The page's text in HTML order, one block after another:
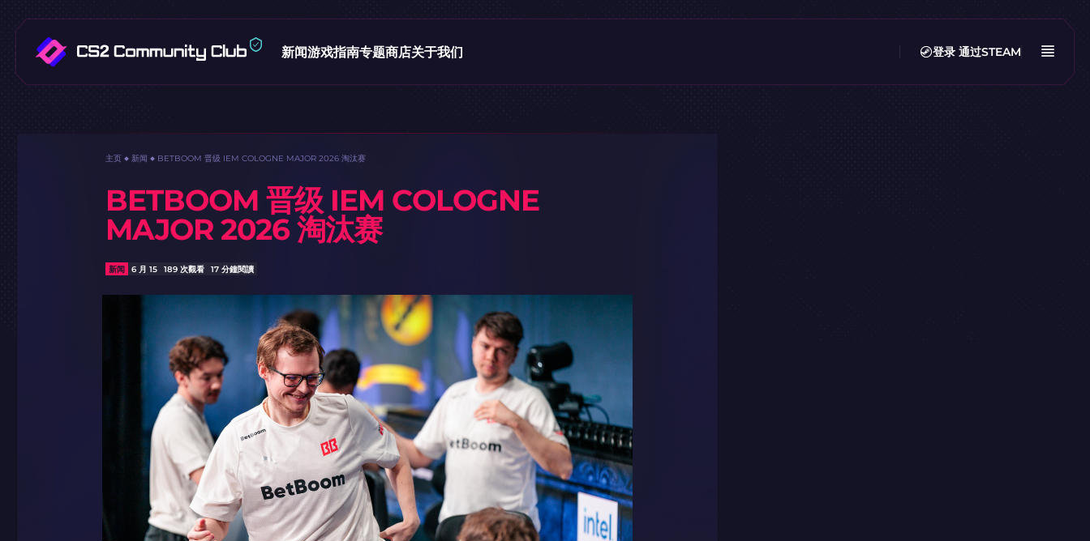
新闻游戏指南专题商店关于我们 登录 通过STEAM
主页 新闻 BETBOOM 晋级 IEM COLOGNE MAJOR 2026 淘汰赛
BETBOOM 晋级 IEM COLOGNE
MAJOR 2026 淘汰赛
新闻 6 月 15 189 次觀看 17 分鐘閱讀